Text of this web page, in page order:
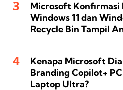
Microsoft Konfirmasi
Windows 11 dan
Recycle Bin Tampil
Kenapa Microsoft
Branding Copilot+
Laptop Ultra?